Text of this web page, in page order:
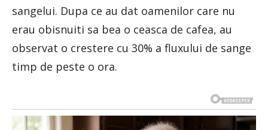
sangelui. Dupa ce au dat oamenilor care nu
erau obisnuiti sa bea o ceasca de cafea, au
observat o crestere cu 30% a fluxului de sange
timp de peste o ora.